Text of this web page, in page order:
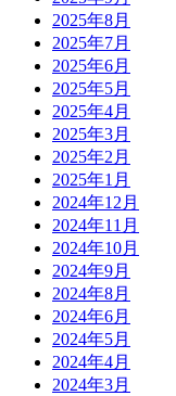
2025年8月
2025年7月
2025年6月
2025年5月
2025年4月
2025年3月
2025年2月
2025年1月
2024年12月
2024年11月
2024年10月
2024年9月
2024年8月
2024年6月
2024年5月
2024年4月
2024年3月